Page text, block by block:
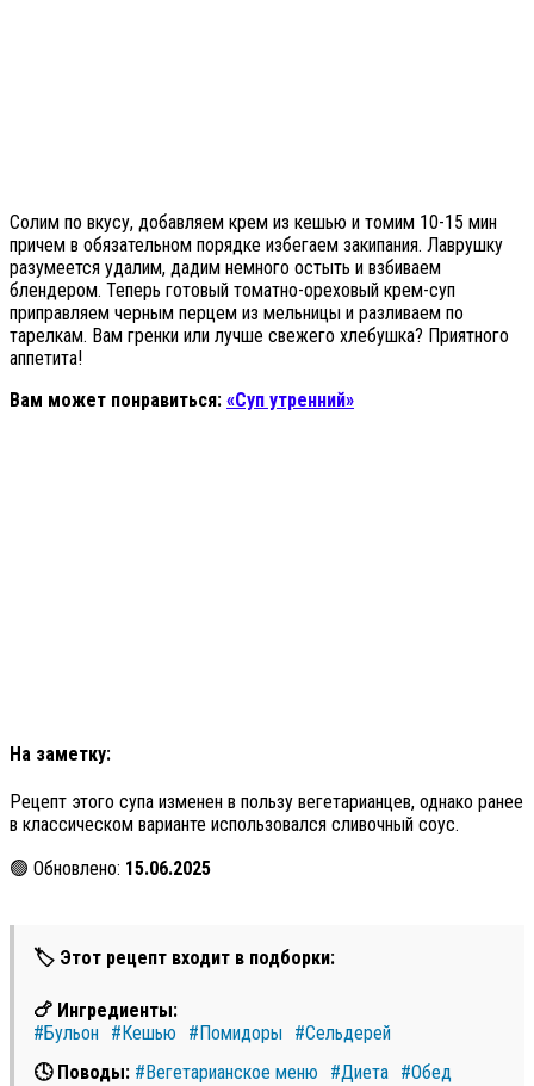
Солим по вкусу, добавляем крем из кешью и томим 10-15 мин
причем в обязательном порядке избегаем закипания. Лаврушку
разумеется удалим, дадим немного остыть и взбиваем
блендером. Теперь готовый томатно-ореховый крем-суп
приправляем черным перцем из мельницы и разливаем по
тарелкам. Вам гренки или лучше свежего хлебушка? Приятного
аппетита!
Вам может понравиться: «Суп утренний»
На заметку:
Рецепт этого супа изменен в пользу вегетарианцев, однако ранее
в классическом варианте использовался сливочный соус.
🟢 Обновлено: 15.06.2025
🏷 Этот рецепт входит в подборки:
🍗 Ингредиенты:
#Бульон #Кешью #Помидоры #Сельдерей
🕓 Поводы: #Вегетарианское меню #Диета #Обед